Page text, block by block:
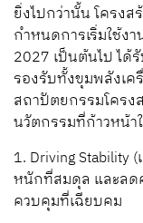
ยิ่งไปกว่านั้น โครงส
กำหนดการเริ่มใช้ง
2027 เป็นต้นไป ได้
รองรับทั้งขุมพลังเ
สถาปัตยกรรมโครง
นวัตกรรมที่ก้าวหน้
1. Driving Stability
หนักที่สมดุล และลด
ควบคุมที่เฉียบคม